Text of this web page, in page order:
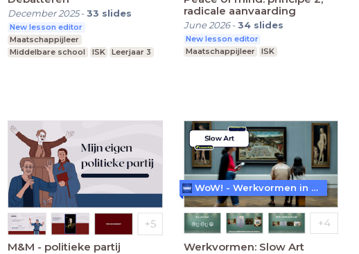
December 2025-33 slides
New lesson editor
Maatschappijleer
Middelbare school
ISK Leerjaar 3
radicale aanvaarding
June 2026-34 slides
New lesson editor
Maatschappijleer
ISK
M&M - politieke partij Werkvormen: Slow Art
WoW! - Werkvormen in LessonUp